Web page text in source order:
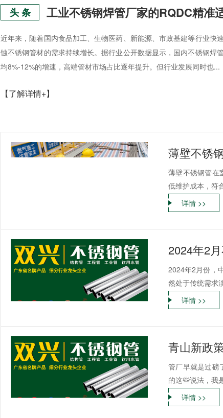
头 条
近年来，随着国内食品加工、生物医药、新能源、市政基建等行业快
蚀不锈钢管材的需求持续增长。据行业公开数据显示，国内不锈钢焊
均8%-12%的增速，高端管材市场占比逐年提升。但行业发展同时也...
【了解详情+】
薄壁不锈
薄壁不锈钢管在
低维护成本，符
详情 >>
2024年2
2024年2月份，
然处于传统需求
详情 >>
青山新政
管厂早就是过磅
的这些说法，我
详情 >>